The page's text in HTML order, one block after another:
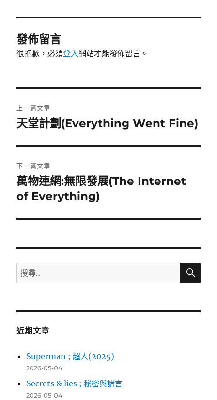
發佈留言
很抱歉，必須登入網站才能發佈留言。
章
覽
上一篇文章
上
篇
文
章:
天堂計劃(Everything Went Fine)
下一篇文章
下
一
文
萬物連網:無限發展(The Internet
of Everything)
搜
尋
鍵
搜
近期文章
Superman ; 超人(2025)
2026-05-04
Secrets & lies ; 秘密與謊言
2026-05-04